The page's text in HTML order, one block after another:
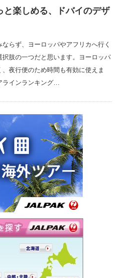
と楽しめる、ドバイのデザ
らず、ヨーロッパやアフリカへ行く
肢の一つだと思います。ヨーロッパ
夜行便のため時間も有効に使えま
ラインランキング…